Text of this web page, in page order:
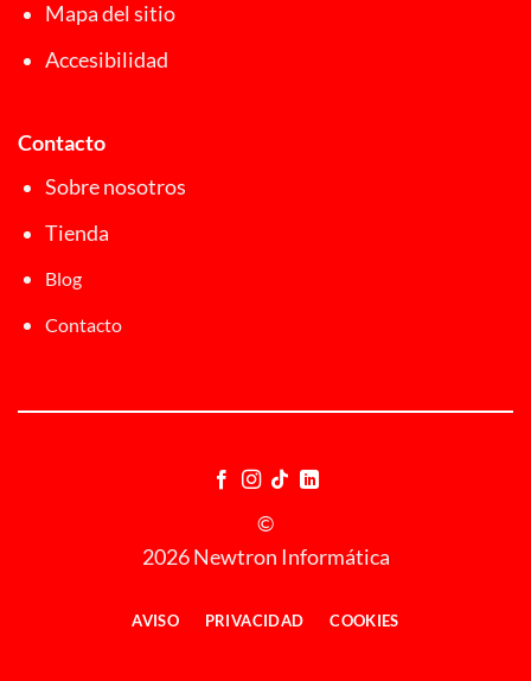
Mapa del sitio
Accesibilidad
Contacto
Sobre nosotros
Tienda
Blog
Contacto
©
2026 Newtron Informática
AVISO PRIVACIDAD COOKIES